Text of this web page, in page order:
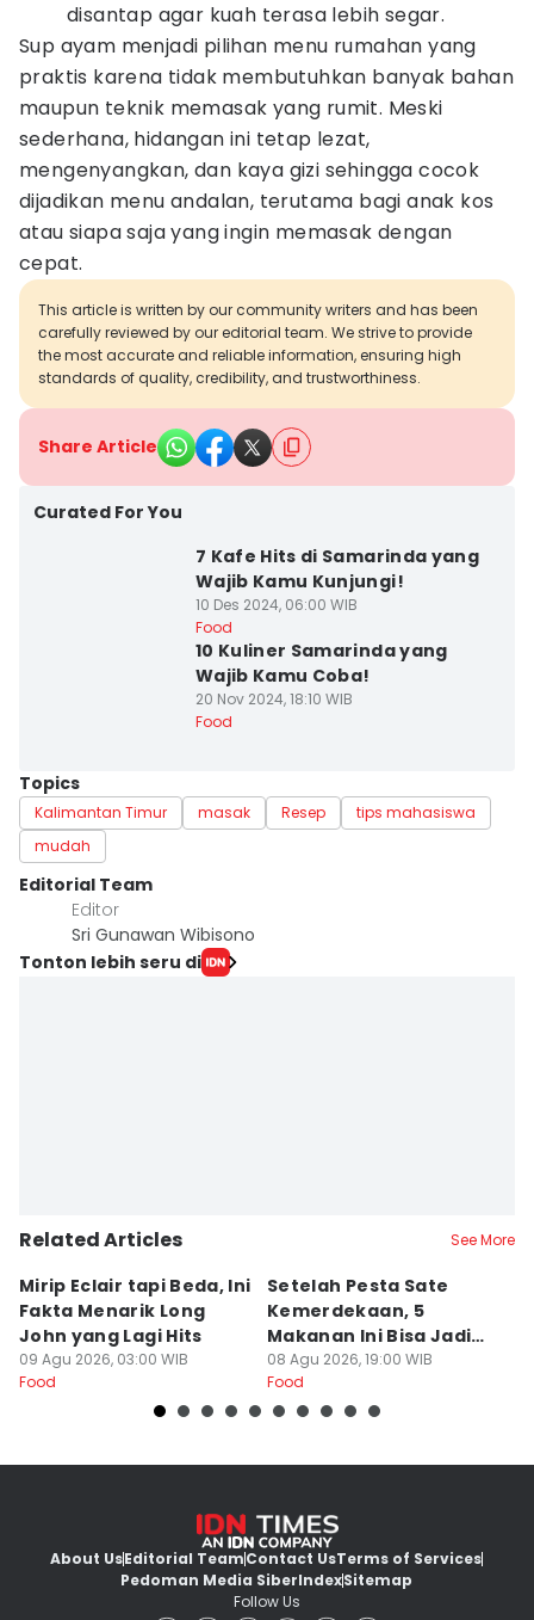
disantap agar kuah terasa lebih segar.
Sup ayam menjadi pilihan menu rumahan yang
praktis karena tidak membutuhkan banyak bahan
maupun teknik memasak yang rumit. Meski
sederhana, hidangan ini tetap lezat,
mengenyangkan, dan kaya gizi sehingga cocok
dijadikan menu andalan, terutama bagi anak kos
atau siapa saja yang ingin memasak dengan
cepat.
This article is written by our community writers and has been
carefully reviewed by our editorial team. We strive to provide
the most accurate and reliable information, ensuring high
standards of quality, credibility, and trustworthiness.
Share Article
Curated For You
7 Kafe Hits di Samarinda yang
Wajib Kamu Kunjungi!
10 Des 2024, 06:00 WIB
Food
10 Kuliner Samarinda yang
Wajib Kamu Coba!
20 Nov 2024, 18:10 WIB
Food
Topics
Kalimantan Timur masak Resep
tips mahasiswa
mudah
Editorial Team
Editor
Sri Gunawan Wibisono
Tonton lebih seru di
Related Articles See More
Mirip Eclair tapi Beda, Ini
Fakta Menarik Long
John yang Lagi Hits
09 Agu 2026, 03:00 WIB
Food
Setelah Pesta Sate
Kemerdekaan, 5
Makanan Ini Bisa Jadi
Penyelamat Lidah
08 Agu 2026, 19:00 WIB
Food
About UsEditorial TeamContact UsTerms of Services
Pedoman Media SiberIndexSitemap
Follow Us